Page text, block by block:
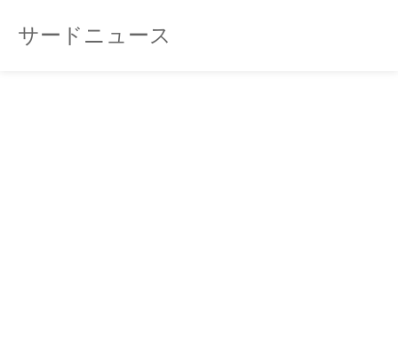
サードニュース